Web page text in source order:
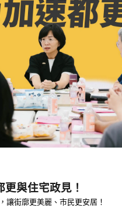
更與住宅政見！
讓街廓更美麗、市民更安居！